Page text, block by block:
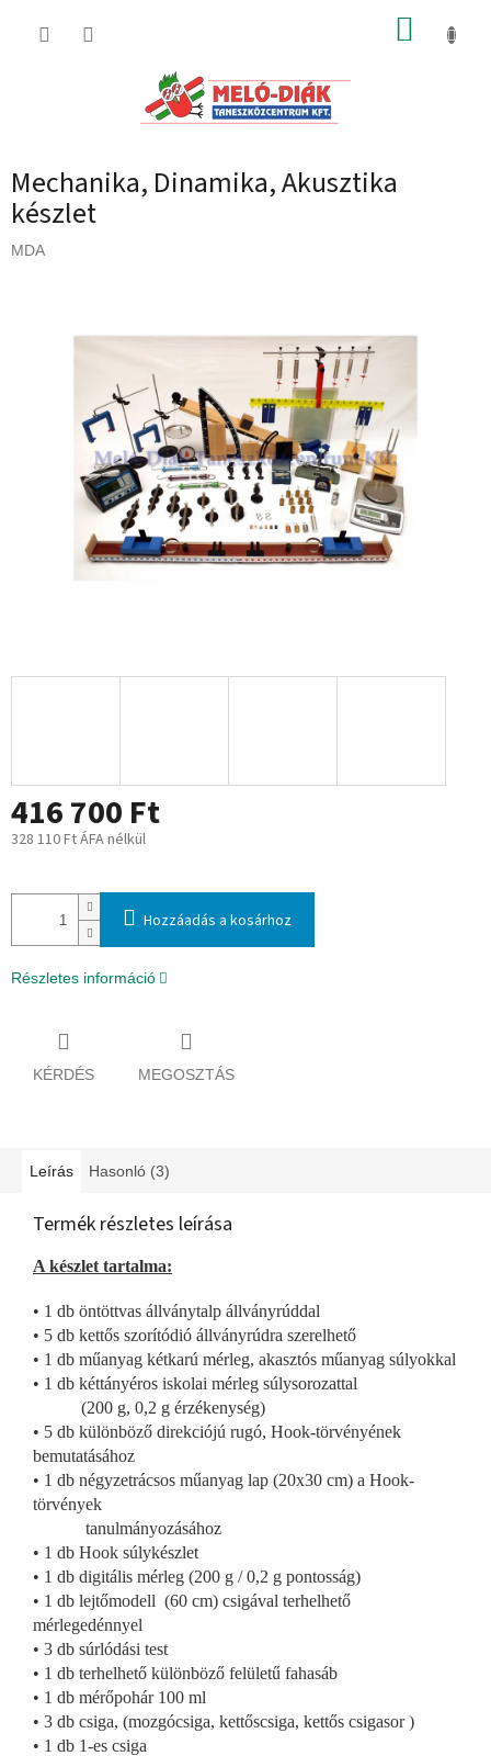
KOSÁR
Mechanika, Dinamika, Akusztika
készlet
MDA
416 700 Ft
328 110 Ft ÁFA nélkül
Hozzáadás a kosárhoz
Részletes információ
KÉRDÉS MEGOSZTÁS
Leírás Hasonló (3)
Termék részletes leírása
A készlet tartalma:
• 1 db öntöttvas állványtalp állványrúddal
• 5 db kettős szorítódió állványrúdra szerelhető
• 1 db műanyag kétkarú mérleg, akasztós műanyag súlyokkal
• 1 db kéttányéros iskolai mérleg súlysorozattal
(200 g, 0,2 g érzékenység)
• 5 db különböző direkciójú rugó, Hook-törvényének
bemutatásához
• 1 db négyzetrácsos műanyag lap (20x30 cm) a Hook-
törvények
tanulmányozásához
• 1 db Hook súlykészlet
• 1 db digitális mérleg (200 g /0,2 g pontosság)
• 1 db lejtőmodell (60 cm) csigával terhelhető
mérlegedénnyel
• 3 db súrlódási test
• 1 db terhelhető különböző felületű fahasáb
• 1 db mérőpohár 100 ml
• 3 db csiga, (mozgócsiga, kettőscsiga, kettős csigasor )
• 1 db 1-es csiga